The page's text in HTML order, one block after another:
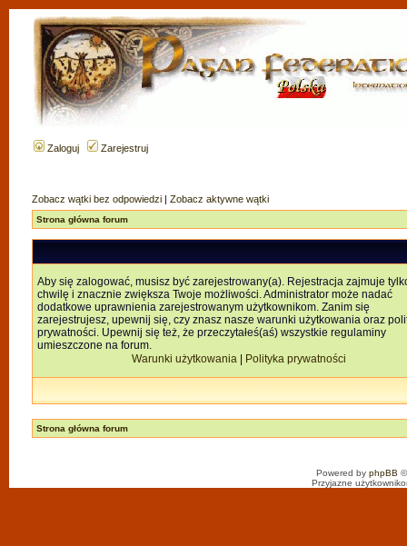
Zaloguj Zarejestruj
Zobacz wątki bez odpowiedzi | Zobacz aktywne wątki
Strona główna forum
Aby się zalogować, musisz być zarejestrowany(a). Rejestracja zajmuje
chwilę i znacznie zwiększa Twoje możliwości. Administrator może nadać
dodatkowe uprawnienia zarejestrowanym użytkownikom. Zanim się
zarejestrujesz, upewnij się, czy znasz nasze warunki użytkowania oraz
prywatności. Upewnij się też, że przeczytałeś(aś) wszystkie regulaminy
umieszczone na forum.
Warunki użytkowania| Polityka prywatności
Strona główna forum
Powered by phpBB
Przyjazne